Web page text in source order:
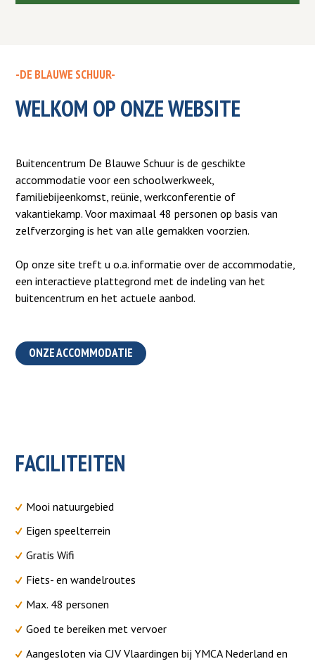
-DE BLAUWE SCHUUR-
WELKOM OP ONZE WEBSITE
Buitencentrum De Blauwe Schuur is de geschikte
accommodatie voor een schoolwerkweek,
familiebijeenkomst, reünie, werkconferentie of
vakantiekamp. Voor maximaal 48 personen op basis van
zelfverzorging is het van alle gemakken voorzien.
Op onze site treft u o.a. informatie over de accommodatie,
een interactieve plattegrond met de indeling van het
buitencentrum en het actuele aanbod.
ONZE ACCOMMODATIE
FACILITEITEN
Mooi natuurgebied
Eigen speelterrein
Gratis Wifi
Fiets- en wandelroutes
Max. 48 personen
Goed te bereiken met vervoer
Aangesloten via CJV Vlaardingen bij YMCA Nederland en